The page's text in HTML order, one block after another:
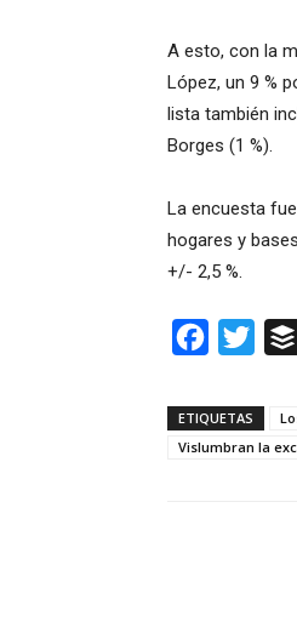
A esto, con la
López, un 9 %
lista también
Borges (1 %).
La encuesta
hogares y
+/- 2,5 %.
Facebook
ETIQUETAS
Vislumbran la